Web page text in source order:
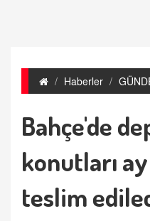
Haberler
Bahçe'de
konutları
teslim